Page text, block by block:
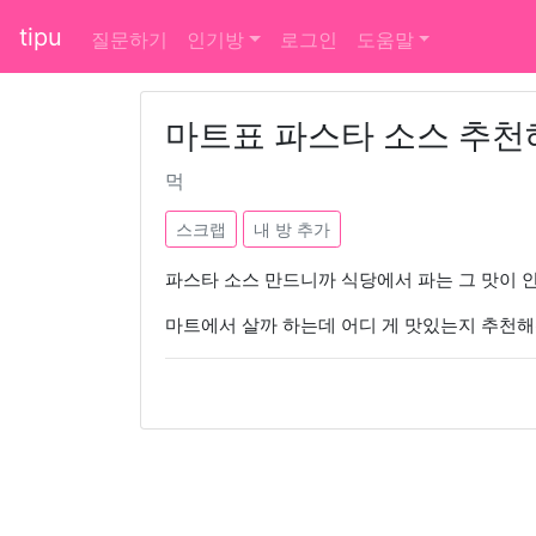
tipu 질문하기 인기방 로그인 도움말
마트표 파스타 소스 추천
먹
스크랩 내 방 추가
파스타 소스 만드니까 식당에서 파는 그 맛이
마트에서 살까 하는데 어디 게 맛있는지 추천